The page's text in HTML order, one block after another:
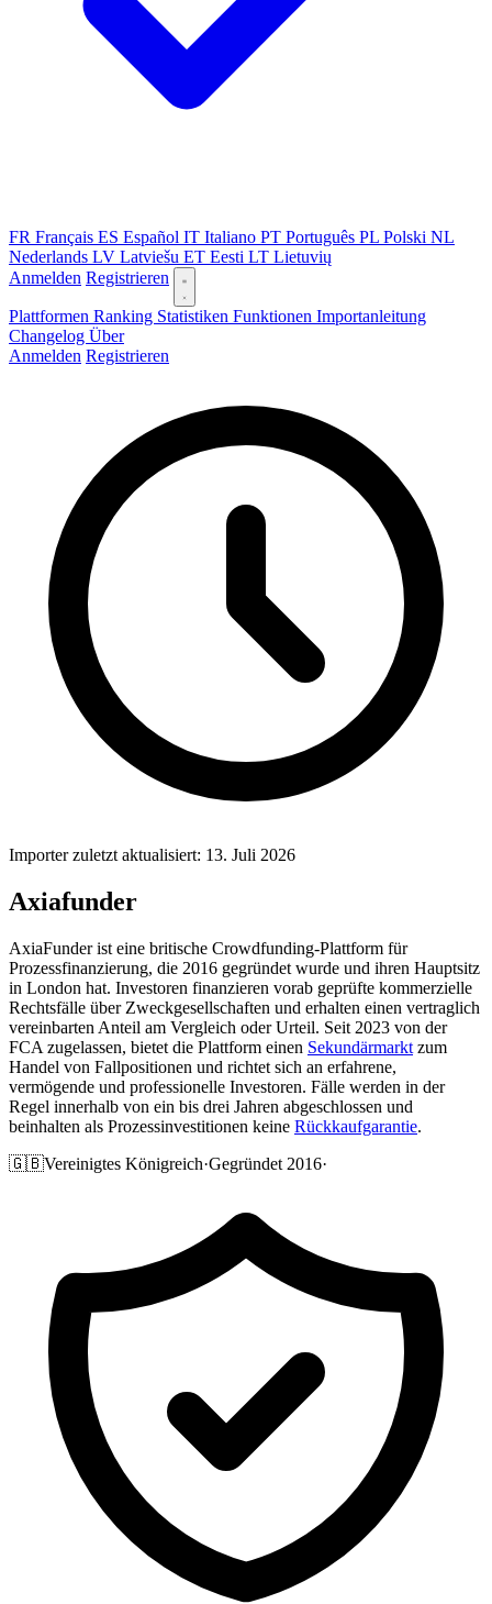
FR Français ES Español IT Italiano PT Português PL Polski NL
Nederlands LV Latviešu ET Eesti LT Lietuvių
Anmelden Registrieren
Plattformen Ranking Statistiken Funktionen Importanleitung
Changelog Über
Anmelden Registrieren
Importer zuletzt aktualisiert: 13. Juli 2026
Axiafunder
AxiaFunder ist eine britische Crowdfunding-Plattform für
Prozessfinanzierung, die 2016 gegründet wurde und ihren Hauptsitz
in London hat. Investoren finanzieren vorab geprüfte kommerzielle
Rechtsfälle über Zweckgesellschaften und erhalten einen vertraglich
vereinbarten Anteil am Vergleich oder Urteil. Seit 2023 von der
FCA zugelassen, bietet die Plattform einen Sekundärmarkt zum
Handel von Fallpositionen und richtet sich an erfahrene,
vermögende und professionelle Investoren. Fälle werden in der
Regel innerhalb von ein bis drei Jahren abgeschlossen und
beinhalten als Prozessinvestitionen keine Rückkaufgarantie.
🇬🇧Vereinigtes Königreich·Gegründet 2016·